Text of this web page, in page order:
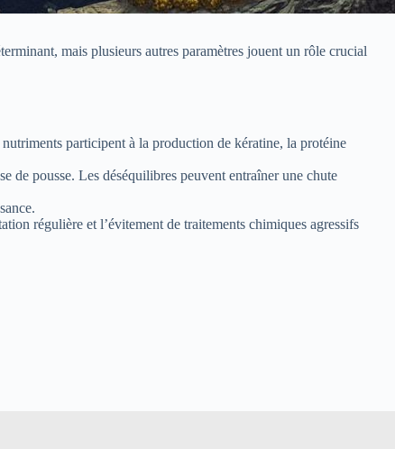
mais plusieurs autres paramètres jouent un rôle crucial
participent à la production de kératine, la protéine
de pousse. Les déséquilibres peuvent entraîner une chute
régulière et l’évitement de traitements chimiques agressifs